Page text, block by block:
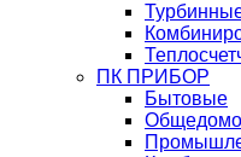
ПК ПРИБОР
Бытовые